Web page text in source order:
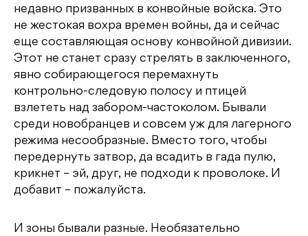
недавно призванных в конвойные войска. Это
не жестокая вохра времен войны, да и сейчас
еще составляющая основу конвойной дивизии.
Этот не станет сразу стрелять в заключенного,
явно собирающегося перемахнуть
контрольно-следовую полосу и птицей
взлететь над забором-частоколом. Бывали
среди новобранцев и совсем уж для лагерного
режима несообразные. Вместо того, чтобы
передернуть затвор, да всадить в гада пулю,
крикнет – эй, друг, не подходи к проволоке. И
добавит – пожалуйста.
И зоны бывали разные. Необязательно